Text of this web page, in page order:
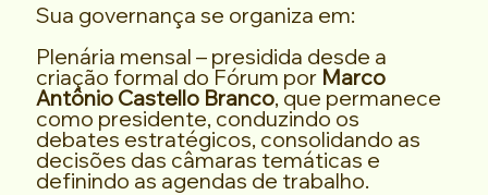
Sua governança se organiza em:
Plenária mensal – presidida desde a
criação formal do Fórum por Marco
Antônio Castello Branco, que permanece
como presidente, conduzindo os
debates estratégicos, consolidando as
decisões das câmaras temáticas e
definindo as agendas de trabalho.